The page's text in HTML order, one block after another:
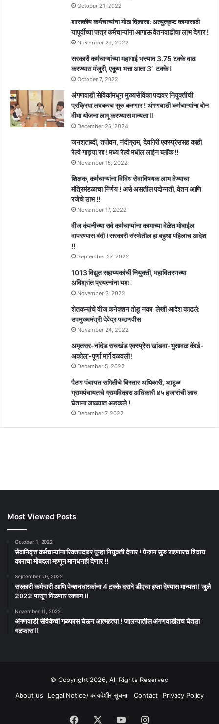
October 21, 2022
शासकीय कर्मचाऱ्यांना मोठा दिलासा: अत्युत्कृष्ट कामासाठी
यापूर्वीच्या पात्र कर्मचाऱ्यांना आगाऊ वेतनवाढीचा लाभ देणार !
November 29, 2022
सरकारी कर्मचाऱ्यांच्या महागाई भत्त्यात 3.75 टक्के वाढ
करण्यास मंजुरी, एकूण भत्ता आता 31 टक्के !
October 7, 2022
अंगणवाडी सेविकांमधून मुख्यसेविका पदावर नियुक्तीची
प्रक्रिया लवकरच सुरु करणार ! अंगणवाडी कर्मचाऱ्यांना दोन
वीमा योजना लागू करण्यास मान्यता !!
December 26, 2024
जनशताब्दी, तपोवन, नंदीग्राम, देवगिरी एक्स्प्रेससह काही
रेल्वे गाड्या रद्द ! मध्य रेल्वे मधील लाईन ब्लॉक !!
November 15, 2022
शिक्षक, कर्मचाऱ्यांना विविध सेवाविषयक लाभ देण्याचा
मंत्रिमंडळाचा निर्णय ! असे असतील पदोन्नती, वेतन आणि
रजेचे लाभ !!
November 17, 2022
वीज कंपनीच्या सर्व कर्मचाऱ्यांना कामाच्या वेळेत मोबाईल
वापरण्यास बंदी ! सरकारी संस्थेतील हा बहुधा पहिलाच आदेश
!!
September 27, 2022
1013 विद्युत सहाय्यकांची नियुक्ती, महावितरणच्या
अविश्रांत प्रयत्नांना यश !
November 3, 2022
शेतकऱ्यांचे वीज कनेक्शन तोडू नका, लेखी आदेश काढले:
उपमुख्यमंत्री देवेंद्र फडणवीस
November 24, 2022
अमृतसर-नांदेड सचखंड एक्स्प्रेस खांडवा-भुसावळ कॅार्ड-
अकोला-पूर्णा मार्गे वळवली !
December 5, 2022
पैठण पंचायत समितीचे विस्तार अधिकारी, आडूळ
ग्रामपंचायतचे ग्रामविकास अधिकारी ४५ हजारांची लाच
घेताना जाळ्यात अडकले !
December 7, 2022
Most Viewed Posts
October 1, 2022
सेवानिवृत्त कर्मचाऱ्यांना रिक्तपदावर पुन्हा नियुक्ती देणार ! पेन्शन सुरु राहणारच शिवाय
कामाचा मोबदला म्हणून मानधनही देणार !!
September 29, 2022
सरकारी कर्मचारी आणि पेन्शनधारकांना 4 टक्के दराने डीएचा हप्ता देण्यास मान्यता ! जुलै
2022 पासून मिळणार रक्कम !!
November 11, 2022
अंगणवाडी सेविकेची गळफास घेऊन आत्महत्या ! जालन्यातील अंगणवाडीतच घेतला
गळफास !!
© Copyright 2026, All Rights Reserved
About us
Legal Notice/ कायदेशीर सूचना Contact Privacy Policy
Facebook YouTubeInstagram